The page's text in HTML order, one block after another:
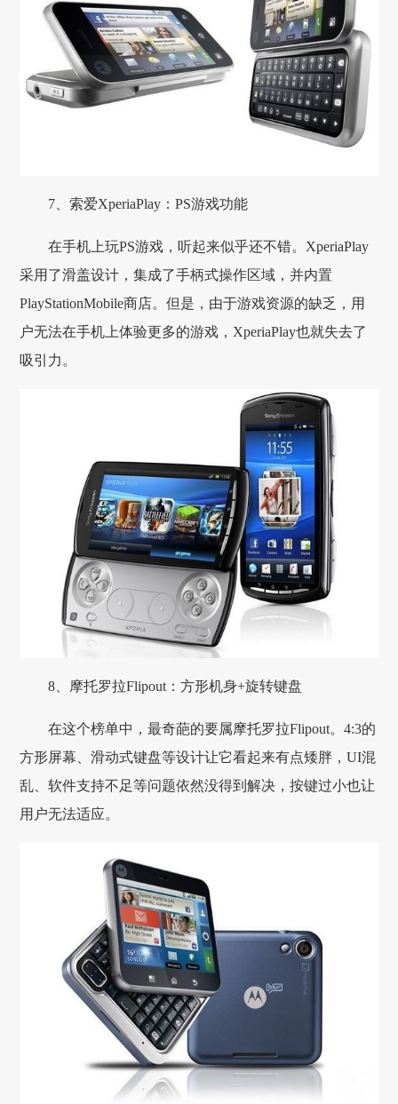
7、索爱XperiaPlay：PS游戏功能
在手机上玩PS游戏，听起来似乎还不错。XperiaPlay
采用了滑盖设计，集成了手柄式操作区域，并内置
PlayStationMobile商店。但是，由于游戏资源的缺乏，用
户无法在手机上体验更多的游戏，XperiaPlay也就失去了
吸引力。
8、摩托罗拉Flipout：方形机身+旋转键盘
在这个榜单中，最奇葩的要属摩托罗拉Flipout。4:3的
方形屏幕、滑动式键盘等设计让它看起来有点矮胖，UI混
乱、软件支持不足等问题依然没得到解决，按键过小也让
用户无法适应。